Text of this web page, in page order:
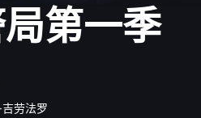
第一季
吉劳法罗